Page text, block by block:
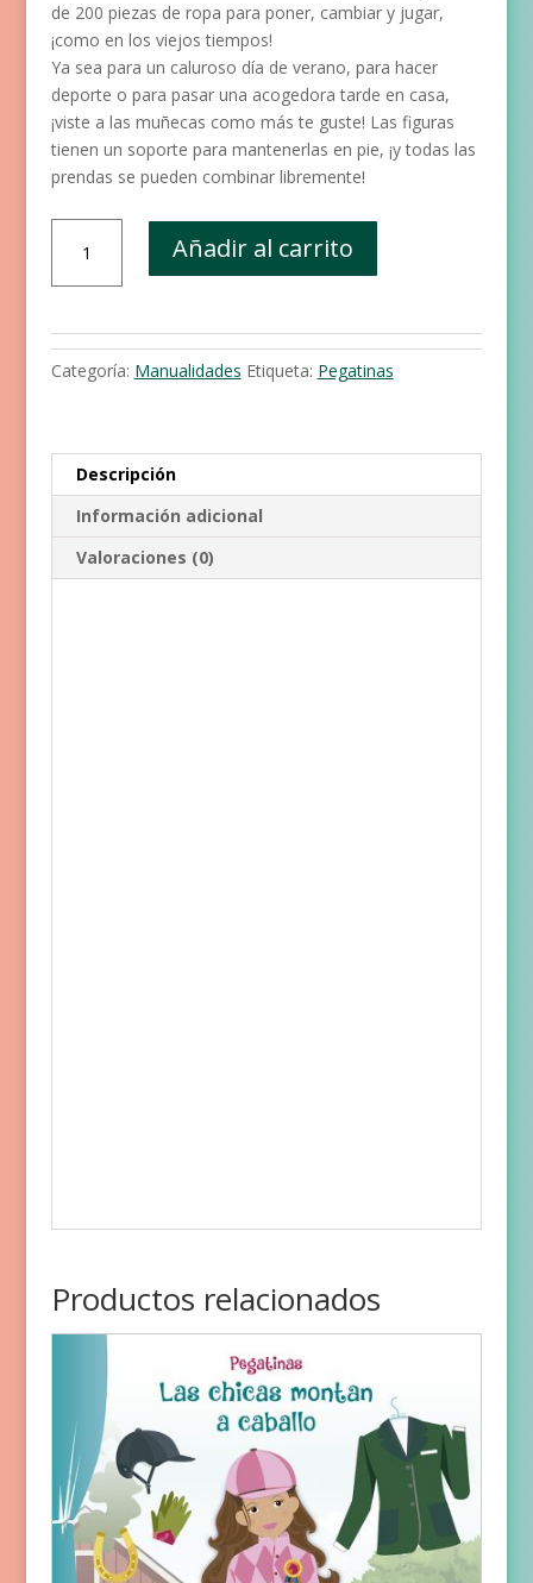
de 200 piezas de ropa para poner, cambiar y jugar,
¡como en los viejos tiempos!
Ya sea para un caluroso día de verano, para hacer
deporte o para pasar una acogedora tarde en casa,
¡viste a las muñecas como más te guste! Las figuras
tienen un soporte para mantenerlas en pie, ¡y todas las
prendas se pueden combinar libremente!
mis
cantidad
Añadir al carrito
Categoría: Manualidades Etiqueta: Pegatinas
Descripción
Información adicional
Valoraciones (0)
Productos relacionados